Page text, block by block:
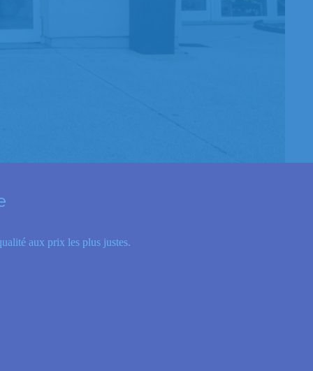
aux prix les plus justes.